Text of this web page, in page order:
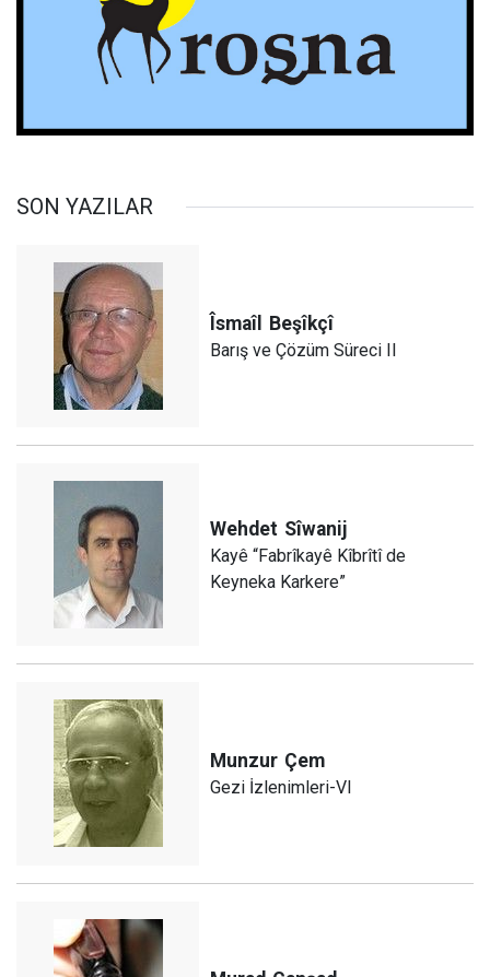
SON YAZILAR
Îsmaîl Beşîkçî
Barış ve Çözüm Süreci II
Wehdet Sîwanij
Kayê “Fabrîkayê Kîbrîtî de
Keyneka Karkere”
Munzur Çem
Gezi İzlenimleri-VI